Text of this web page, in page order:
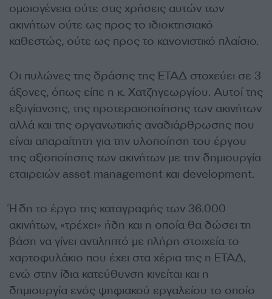
ομοιογένεια ούτε στις χρήσεις αυτών των
ακινήτων ούτε ως προς το ιδιοκτησιακό
καθεστώς, ούτε ως προς το κανονιστικό πλαίσιο.
Οι πυλώνες της δράσης της ΕΤΑΔ στοχεύει σε 3
άξονες, όπως είπε η κ. Χατζηγεωργίου. Αυτοί της
εξυγίανσης, της προτεραιοποίησης των ακινήτων
αλλά και της οργανωτικής αναδιάρθρωσης που
είναι απαραίτητη για την υλοποίηση του έργου
της αξιοποίησης των ακινήτων με την δημιουργία
εταιρειών asset management και development.
Ήδη το έργο της καταγραφής των 36.000
ακινήτων, «τρέχει» ήδη και η οποία θα δώσει τη
βάση να γίνει αντιληπτό με πλήρη στοιχεία το
χαρτοφυλάκιο που έχει στα χέρια της η ΕΤΑΔ,
ενώ στην ίδια κατεύθυνση κινείται και η
δημιουργία ενός ψηφιακού εργαλείου το οποίο